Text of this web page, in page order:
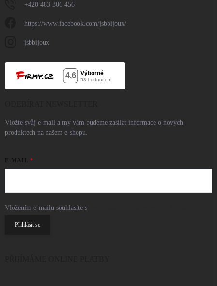
+420 483 306 456
https://www.facebook.com/jsbbijoux/
jsbbijoux
Vložte svůj e-mail a my vám budeme zasílat informace o nových
produktech na našem e-shopu.
E-MAIL
Vložením e-mailu souhlasíte s
Přihlásit se